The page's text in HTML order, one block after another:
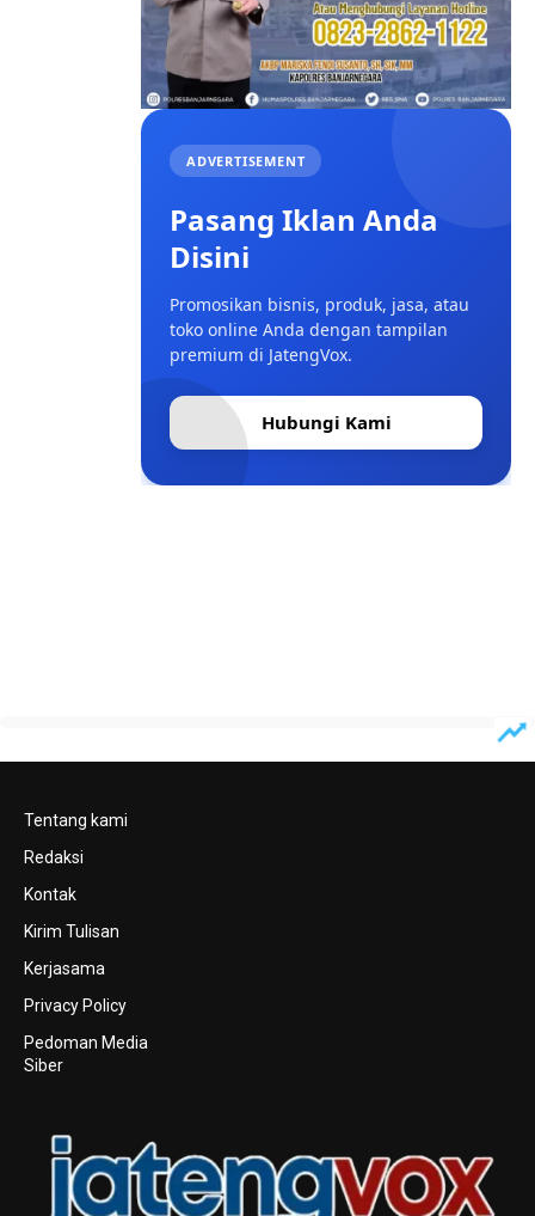
ADVERTISEMENT
Pasang Iklan Anda
Disini
Promosikan bisnis, produk, jasa, atau
toko online Anda dengan tampilan
premium di JatengVox.
Hubungi Kami
Tentang kami
Redaksi
Kontak
Kirim Tulisan
Kerjasama
Privacy Policy
Pedoman Media
Siber